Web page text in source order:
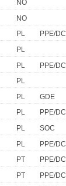
NO
NO
PL
PPE/DC
PL
PL
PPE/DC
PL
PL
GDE
PL
PPE/DC
PL
SOC
PL
PPE/DC
PT
PPE/DC
PT
PPE/DC